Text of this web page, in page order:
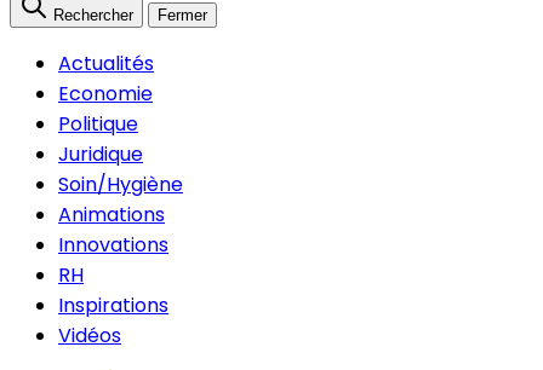
Rechercher Fermer
Actualités
Economie
Politique
Juridique
Soin/Hygiène
Animations
Innovations
RH
Inspirations
Vidéos